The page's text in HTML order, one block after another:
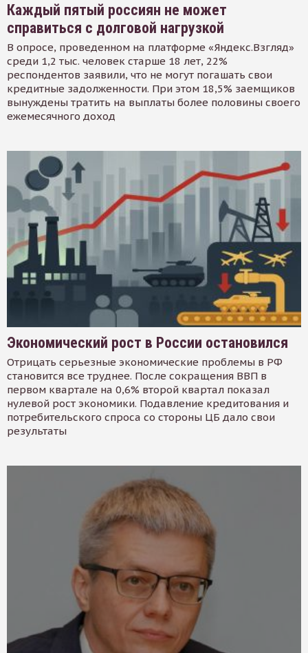
Каждый пятый россиян не может
справиться с долговой нагрузкой
В опросе, проведенном на платформе «Яндекс.Взгляд»
среди 1,2 тыс. человек старше 18 лет, 22%
респондентов заявили, что не могут погашать свои
кредитные задолженности. При этом 18,5% заемщиков
вынуждены тратить на выплаты более половины своего
ежемесячного доход
Экономический рост в России остановился
Отрицать серьезные экономические проблемы в РФ
становится все труднее. После сокращения ВВП в
первом квартале на 0,6% второй квартал показал
нулевой рост экономики. Подавление кредитования и
потребительского спроса со стороны ЦБ дало свои
результаты